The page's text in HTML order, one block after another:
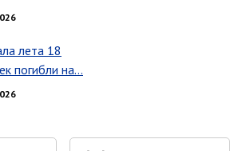
г.
2025 г.
лета 18
погибли на…